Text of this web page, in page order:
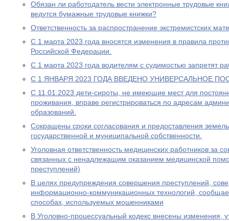
Обязан ли работодатель вести электронные трудовые
ведутся бумажные трудовые книжки?
Ответственность за распространение экстремистских
С 1 марта 2023 года вносятся изменения в правила
Российской Федерации.
С 1 марта 2023 года водителям с судимостью запретят
С 1 ЯНВАРЯ 2023 ГОДА ВВЕДЕНО УНИВЕРСАЛЬНОЕ
С 11.01.2023 дети-сироты, не имеющие мест для
проживания, вправе регистрироваться по адресам
образований.
Сокращены сроки согласования и предоставления
государственной и муниципальной собственности.
Уголовная ответственность медицинских работников за
связанных с ненадлежащим оказанием медицинской
преступлений)
В целях предупреждения совершения преступлений,
информационно-коммуникационных технологий,
способах, используемых мошенниками
В Уголовно-процессуальный кодекс внесены изменения,